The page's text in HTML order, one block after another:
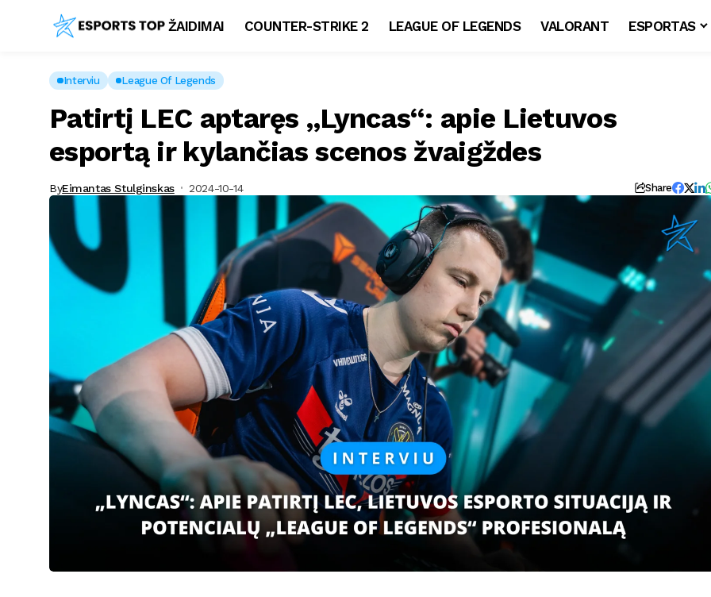
ŽAIDIMAI COUNTER-STRIKE 2 LEAGUE OF LEGENDS VALORANT ESPORTAS
Interviu League Of Legends
Patirtį LEC aptaręs „Lyncas“: apie Lietuvos
esportą ir kylančias scenos žvaigždes
ByEimantas Stulginskas 2024-10-14 Share